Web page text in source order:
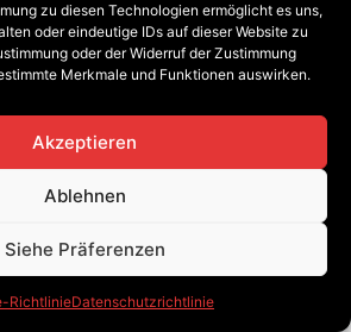
zu diesen Technologien ermöglicht es uns,
oder eindeutige IDs auf dieser Website zu
oder der Widerruf der Zustimmung
Merkmale und Funktionen auswirken.
Akzeptieren
Ablehnen
Siehe Präferenzen
RichtlinieDatenschutzrichtlinie
Kontakt